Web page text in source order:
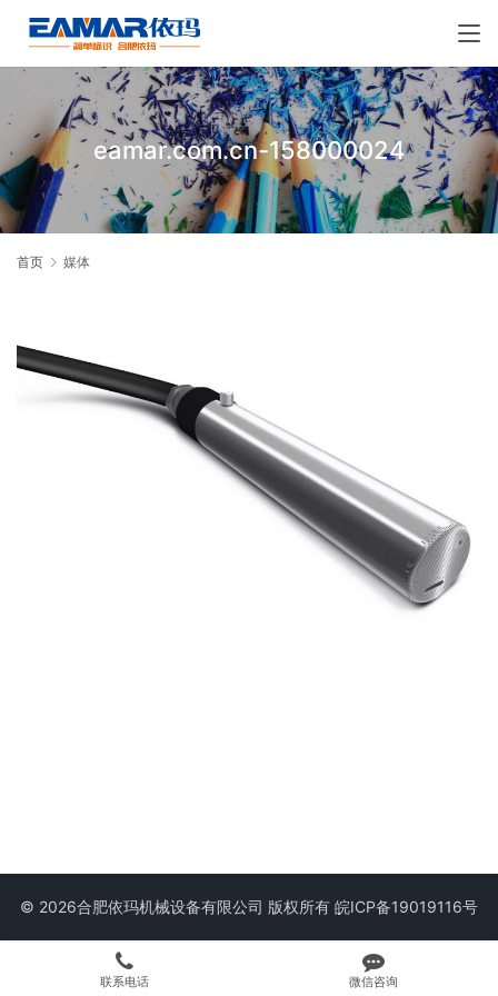
eamar.com.cn-158000024
首页 媒体
© 2026合肥依玛机械设备有限公司 版权所有 皖ICP备19019116号
联系电话 微信咨询